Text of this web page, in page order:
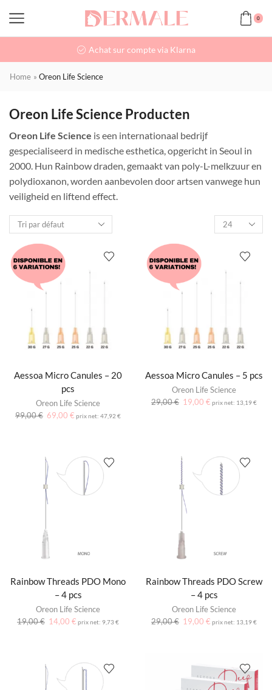
0
Achat sur compte via Klarna
Home » Oreon Life Science
Oreon Life Science Producten
Oreon Life Science is een internationaal bedrijf
gespecialiseerd in medische esthetica, opgericht in Seoul in
2000. Hun Rainbow draden, gemaakt van poly-L-melkzuur en
polydioxanon, worden aanbevolen door artsen vanwege hun
veiligheid en liftend effect.
Aessoa Micro Canules – 20
pcs
Oreon Life Science
99,00€ 69,00 € prix net: 47,92 €
Aessoa Micro Canules – 5 pcs
Oreon Life Science
29,00€ 19,00 € prix net: 13,19€
Rainbow Threads PDO Mono
– 4 pcs
Oreon Life Science
19,00€ 14,00 € prix net: 9,73€
Rainbow Threads PDO Screw
– 4 pcs
Oreon Life Science
29,00€ 19,00 € prix net: 13,19€